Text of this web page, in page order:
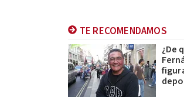
TE RECOMENDAMOS
¿De